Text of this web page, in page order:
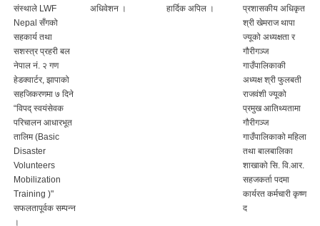
संस्थाले LWF
Nepal सँगको
सहकार्य तथा
सशस्त्र प्रहरी बल
नेपाल नं. २ गण
हेडक्वार्टर, झापाको
सहजिकरणमा ७ दिने
“विपद् स्वयंसेवक
परिचालन आधारभूत
तालिम (Basic
Disaster
Volunteers
Mobilization
Training )"
सफलतापूर्वक सम्पन्न
।
अधिवेशन । हार्दिक अपिल ।
प्रशासकीय अधिकृत
श्री खेमराज थापा
ज्यूको अध्यक्षता र
गौरीगञ्ज
गाउँपालिकाकी
अध्यक्ष श्री फुलबती
राजवंशी ज्यूको
प्रमुख आतिथ्यतामा
गौरीगञ्ज
गाउँपालिकाको महिला
तथा बालबालिका
शाखाको सि. वि.आर.
सहजकर्ता पदमा
कार्यरत कर्मचारी कृष्ण
द